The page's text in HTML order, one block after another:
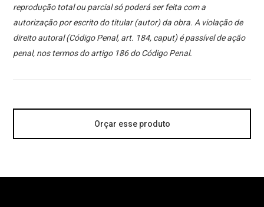
reprodução total ou parcial só poderá ser feita com a
autorização por escrito do titular (autor) da obra. A violação de
direito autoral (Código Penal, art. 184, caput) é passível de ação
penal, nos termos do artigo 186 do Código Penal.
Orçar esse produto